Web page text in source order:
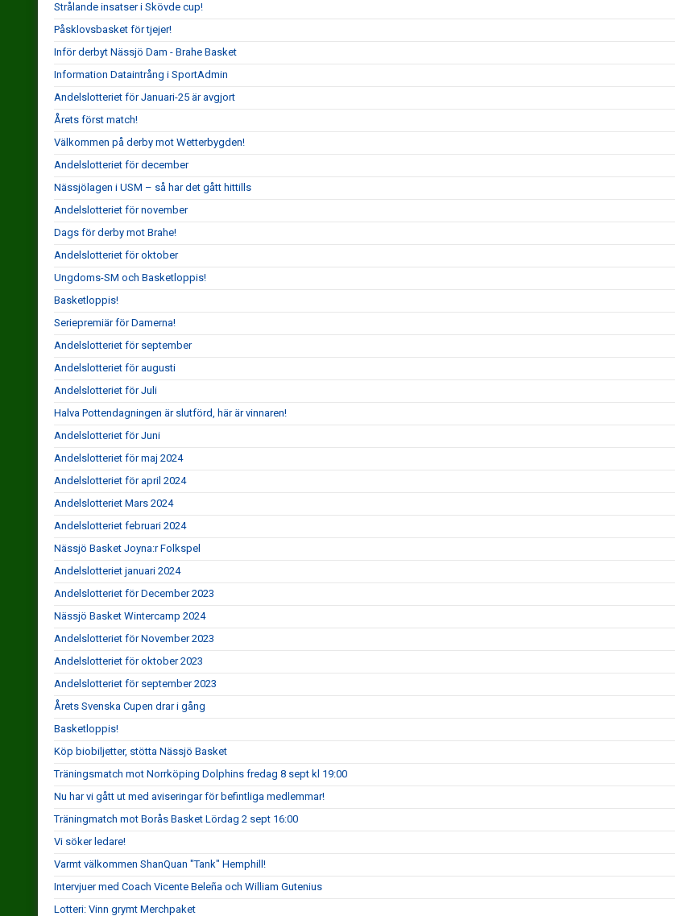
Strålande insatser i Skövde cup!
Påsklovsbasket för tjejer!
Inför derbyt Nässjö Dam - Brahe Basket
Information Dataintrång i SportAdmin
Andelslotteriet för Januari-25 är avgjort
Årets först match!
Välkommen på derby mot Wetterbygden!
Andelslotteriet för december
Nässjölagen i USM – så har det gått hittills
Andelslotteriet för november
Dags för derby mot Brahe!
Andelslotteriet för oktober
Ungdoms-SM och Basketloppis!
Basketloppis!
Seriepremiär för Damerna!
Andelslotteriet för september
Andelslotteriet för augusti
Andelslotteriet för Juli
Halva Pottendagningen är slutförd, här är vinnaren!
Andelslotteriet för Juni
Andelslotteriet för maj 2024
Andelslotteriet för april 2024
Andelslotteriet Mars 2024
Andelslotteriet februari 2024
Nässjö Basket Joyna:r Folkspel
Andelslotteriet januari 2024
Andelslotteriet för December 2023
Nässjö Basket Wintercamp 2024
Andelslotteriet för November 2023
Andelslotteriet för oktober 2023
Andelslotteriet för september 2023
Årets Svenska Cupen drar i gång
Basketloppis!
Köp biobiljetter, stötta Nässjö Basket
Träningsmatch mot Norrköping Dolphins fredag 8 sept kl 19:00
Nu har vi gått ut med aviseringar för befintliga medlemmar!
Träningmatch mot Borås Basket Lördag 2 sept 16:00
Vi söker ledare!
Varmt välkommen ShanQuan "Tank" Hemphill!
Intervjuer med Coach Vicente Beleña och William Gutenius
Lotteri: Vinn grymt Merchpaket